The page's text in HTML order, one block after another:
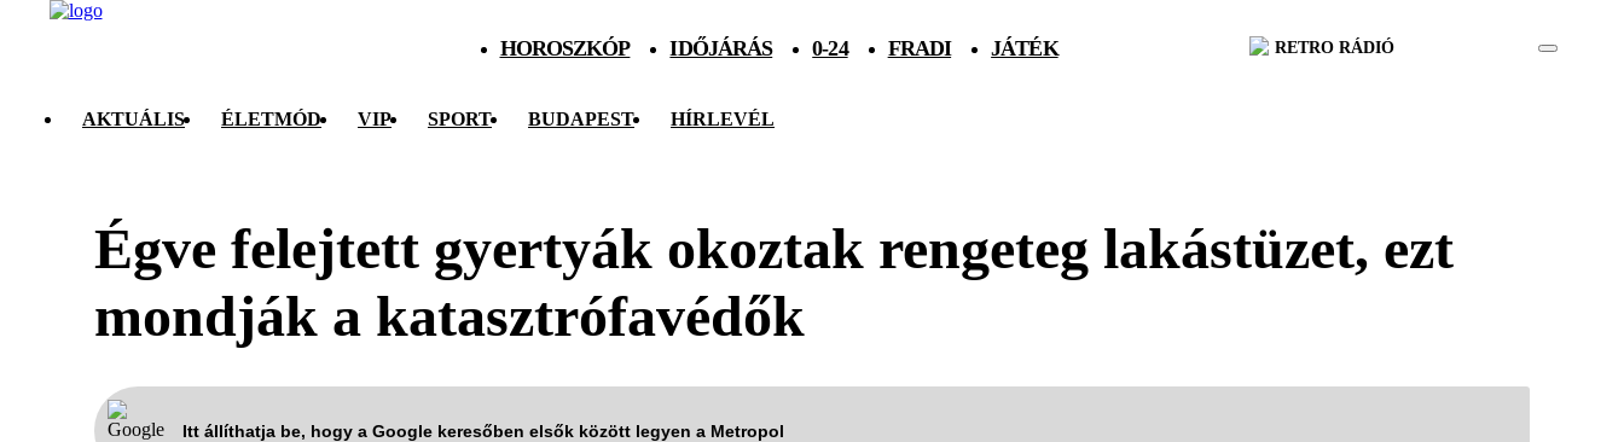
HOROSZKÓP IDŐJÁRÁS 0-24 FRADI JÁTÉK RETRO RÁDIÓ
AKTUÁLIS ÉLETMÓD VIP SPORT BUDAPEST HÍRLEVÉL
Égve felejtett gyertyák okoztak rengeteg lakástüzet, ezt
mondják a katasztrófavédők
Itt állíthatja be, hogy a Google keresőben elsők között legyen a Metropol